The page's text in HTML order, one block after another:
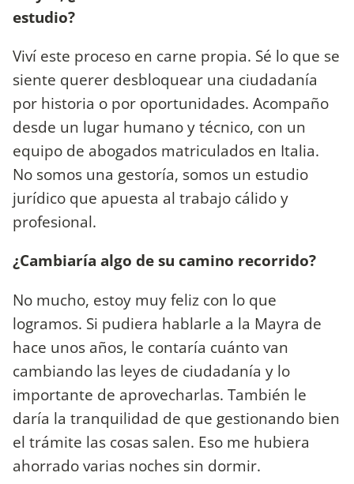
estudio?
Viví este proceso en carne propia. Sé lo que se
siente querer desbloquear una ciudadanía
por historia o por oportunidades. Acompaño
desde un lugar humano y técnico, con un
equipo de abogados matriculados en Italia.
No somos una gestoría, somos un estudio
jurídico que apuesta al trabajo cálido y
profesional.
¿Cambiaría algo de su camino recorrido?
No mucho, estoy muy feliz con lo que
logramos. Si pudiera hablarle a la Mayra de
hace unos años, le contaría cuánto van
cambiando las leyes de ciudadanía y lo
importante de aprovecharlas. También le
daría la tranquilidad de que gestionando bien
el trámite las cosas salen. Eso me hubiera
ahorrado varias noches sin dormir.